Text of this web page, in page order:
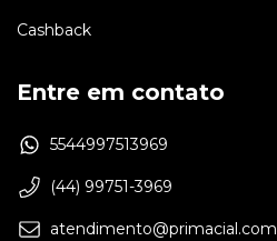
Cashback
Entre em contato
5544997513969
(44) 99751-3969